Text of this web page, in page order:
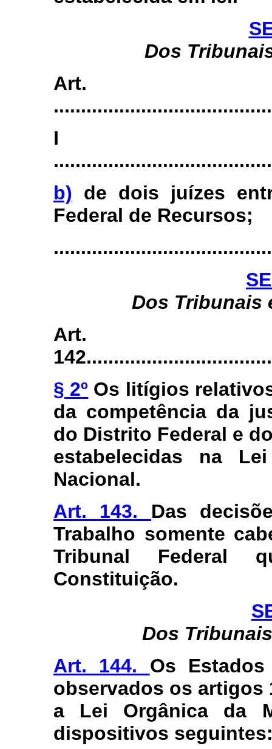
Dos
I
b) de dois juízes
Federal de Recursos;
Dos Tribunais
Art.
§ 2º Os litígios
da competência da
do Distrito Federal e
estabelecidas na
Nacional.
Art. 143. Das
Trabalho somente
Tribunal Federal
Constituição.
Dos
Art. 144. Os
observados os artigos
a Lei Orgânica da
dispositivos